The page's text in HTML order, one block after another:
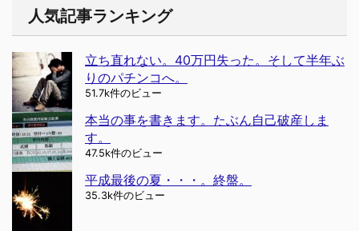
人気記事ランキング
立ち直れない。40万円失った。そして半年ぶ
りのパチンコへ。
51.7k件のビュー
本当の事を書きます。たぶん自己破産しま
す。
47.5k件のビュー
平成最後の夏・・・。終盤。
35.3k件のビュー